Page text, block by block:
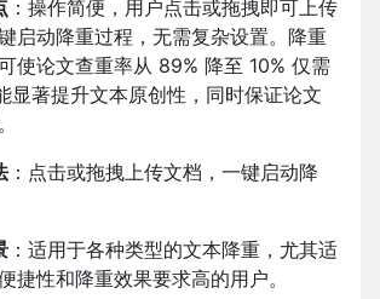
：操作简便，用户点击或拖拽即可上传
启动降重过程，无需复杂设置。降重
使论文查重率从 89% 降至 10% 仅需
显著提升文本原创性，同时保证论文
：点击或拖拽上传文档，一键启动降
：适用于各种类型的文本降重，尤其适
捷性和降重效果要求高的用户。